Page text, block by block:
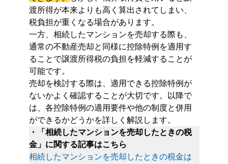
渡所得が本来よりも高く算出されてしまい、
税負担が重くなる場合があります。
一方、相続したマンションを売却する際も、
通常の不動産売却と同様に控除特例を適用す
ることで譲渡所得税の負担を軽減することが
可能です。
売却を検討する際は、適用できる控除特例が
ないかよく確認することが大切です。以降で
は、各控除特例の適用要件や他の制度と併用
ができるかどうかを詳しく解説します。
・「相続したマンションを売却したときの税
金」に関する記事はこちら
相続したマンションを売却したときの税金は